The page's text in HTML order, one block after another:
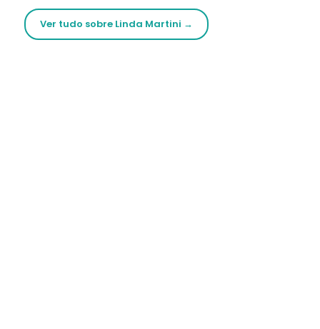
Ver tudo sobre Linda Martini →